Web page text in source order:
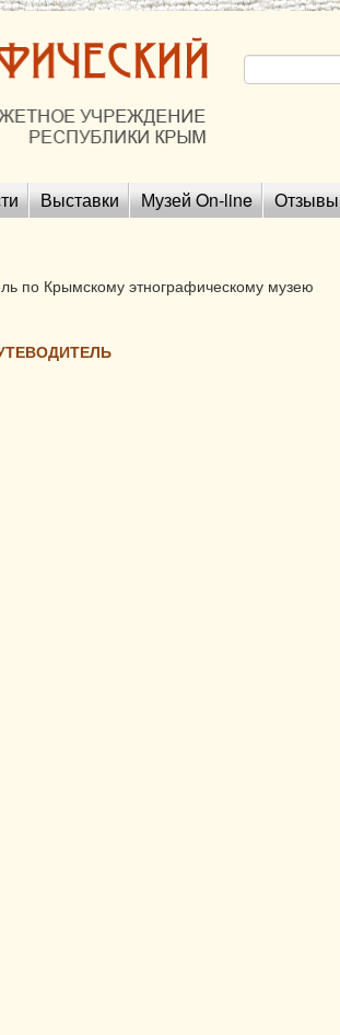
Выставки Музей On-line Отзывы
по Крымскому этнографическому музею